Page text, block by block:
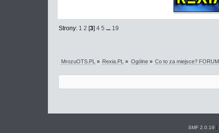
Strony: 1 2 [3]4 5 ... 19
MrozuOTS.PL » Rexia.PL » Ogólne» Co to za miejsce?
SMF 2.0.19 |